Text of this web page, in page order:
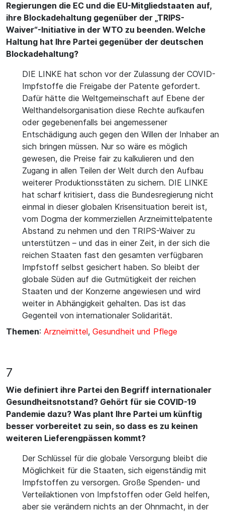
Regierungen die EC und die EU-Mitgliedstaaten auf,
ihre Blockadehaltung gegenüber der „TRIPS-
Waiver“-Initiative in der WTO zu beenden. Welche
Haltung hat Ihre Partei gegenüber der deutschen
Blockadehaltung?
DIE LINKE hat schon vor der Zulassung der COVID-
Impfstoffe die Freigabe der Patente gefordert.
Dafür hätte die Weltgemeinschaft auf Ebene der
Welthandelsorganisation diese Rechte aufkaufen
oder gegebenenfalls bei angemessener
Entschädigung auch gegen den Willen der Inhaber an
sich bringen müssen. Nur so wäre es möglich
gewesen, die Preise fair zu kalkulieren und den
Zugang in allen Teilen der Welt durch den Aufbau
weiterer Produktionsstäten zu sichern. DIE LINKE
hat scharf kritisiert, dass die Bundesregierung nicht
einmal in dieser globalen Krisensituation bereit ist,
vom Dogma der kommerziellen Arzneimittelpatente
Abstand zu nehmen und den TRIPS-Waiver zu
unterstützen – und das in einer Zeit, in der sich die
reichen Staaten fast den gesamten verfügbaren
Impfstoff selbst gesichert haben. So bleibt der
globale Süden auf die Gutmütigkeit der reichen
Staaten und der Konzerne angewiesen und wird
weiter in Abhängigkeit gehalten. Das ist das
Gegenteil von internationaler Solidarität.
Themen: Arzneimittel, Gesundheit und Pflege
7
Wie definiert ihre Partei den Begriff internationaler
Gesundheitsnotstand? Gehört für sie COVID-19
Pandemie dazu? Was plant Ihre Partei um künftig
besser vorbereitet zu sein, so dass es zu keinen
weiteren Lieferengpässen kommt?
Der Schlüssel für die globale Versorgung bleibt die
Möglichkeit für die Staaten, sich eigenständig mit
Impfstoffen zu versorgen. Große Spenden- und
Verteilaktionen von Impfstoffen oder Geld helfen,
aber sie verändern nichts an der Ohnmacht, in der